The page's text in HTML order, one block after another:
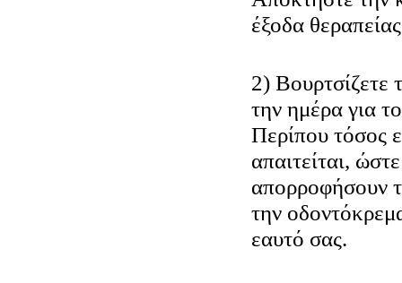
έξοδα
2) Βουρτσίζετε
την ημέρα για
Περίπου τόσος
απαιτείται,
απορροφήσουν
την
εαυτό σας.